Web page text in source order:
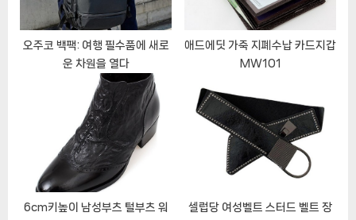
오주코 백팩: 여행 필수품에 새로
운 차원을 열다
애드에딧 가죽 지폐수납 카드지갑
MW101
6cm키높이 남성부츠 털부츠 워
셀럽당 여성벨트 스터드 벨트 장